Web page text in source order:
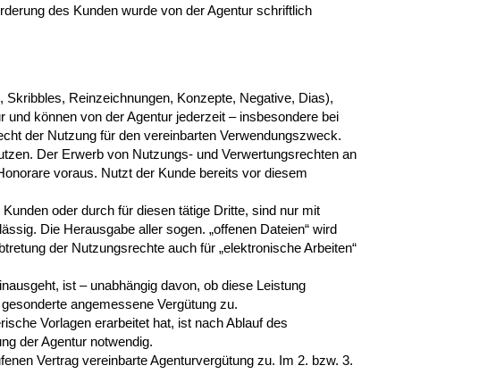
des Kunden wurde von der Agentur schriftlich
Reinzeichnungen, Konzepte, Negative, Dias),
können von der Agentur jederzeit – insbesondere bei
der Nutzung für den vereinbarten Verwendungszweck.
Der Erwerb von Nutzungs- und Verwertungsrechten an
voraus. Nutzt der Kunde bereits vor diesem
oder durch für diesen tätige Dritte, sind nur mit
Die Herausgabe aller sogen. „offenen Dateien“ wird
der Nutzungsrechte auch für „elektronische Arbeiten“
ist – unabhängig davon, ob diese Leistung
angemessene Vergütung zu.
Vorlagen erarbeitet hat, ist nach Ablauf des
der Agentur notwendig.
Vertrag vereinbarte Agenturvergütung zu. Im 2. bzw. 3.